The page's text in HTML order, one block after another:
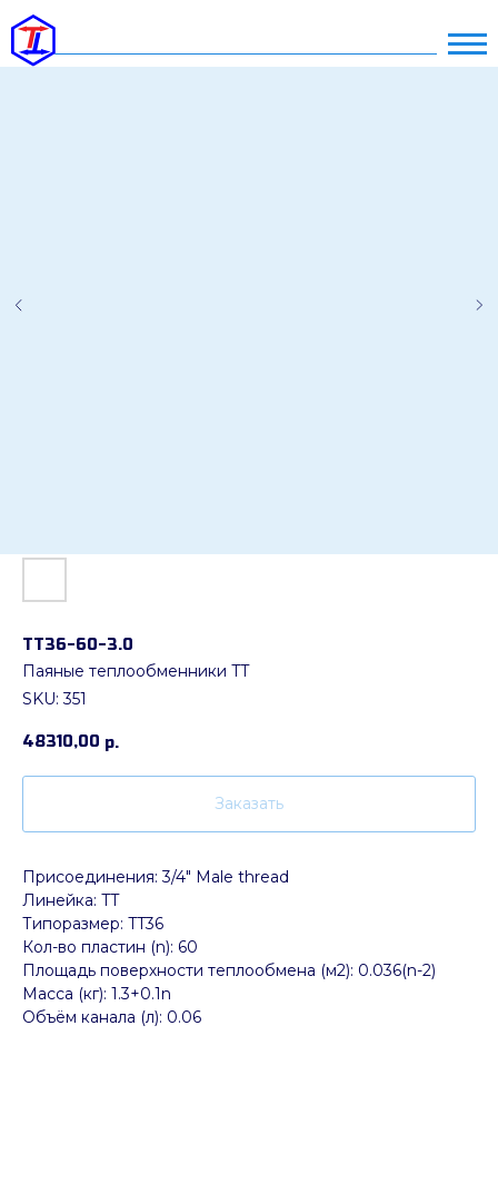
ТТ36-60-3.0
Паяные теплообменники TT
SKU:351
48310,00 р.
Заказать
Присоединения: 3/4" Male thread
Линейка: TT
Типоразмер: TT36
Кол-во пластин (n): 60
Площадь поверхности теплообмена (м2): 0.036(n-2)
Масса (кг): 1.3+0.1n
Объём канала (л): 0.06